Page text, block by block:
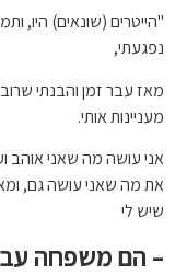
"הייטרים (שונאים) היו,
נפגעתי,
מאז עבר זמן והבנתי
מעניינות אותי.
את מה שאני עושה גם,
שיש לי
– הם משפחה